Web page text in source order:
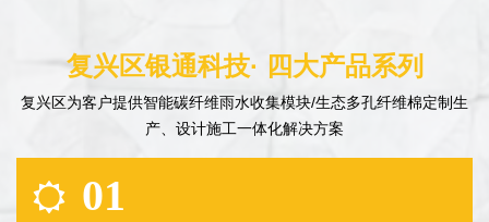
复兴区银通科技· 四大产品系列
复兴区为客户提供智能碳纤维雨水收集模块/生态多孔纤维棉定制生
产、设计施工一体化解决方案
01